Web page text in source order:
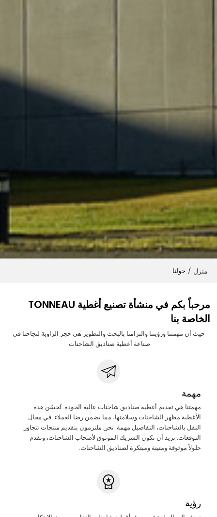
منزل / حولنا
مرحباً بكم في منشأة تصنيع أغطية TONNEAU
الخاصة بنا
حيث أن مهمتنا ورؤيتنا والتزامنا بالبحث والتطوير هي حجر الزاوية لنجاحنا في
صناعة أغطية صناديق الشاحنات.
مهمة
مهمتنا هي تقديم أغطية صناديق شاحنات عالية الجودة. تُحسّن هذه
الأغطية مظهر الشاحنات وسلامتها، مما يضمن رضا العملاء. في مجال
النقل بالشاحنات، التفاصيل مهمة. نحن ملتزمون بتقديم منتجات تتجاوز
التوقعات. نريد أن نكون الشريك الموثوق لأصحاب الشاحنات، ونقدم
حلولاً موثوقة ومتينة ومبتكرة لصناديق الشاحنات.
رؤية